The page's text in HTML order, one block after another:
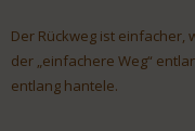
Der Rückweg ist einfacher,
der „einfachere Weg“
entlang hantele.